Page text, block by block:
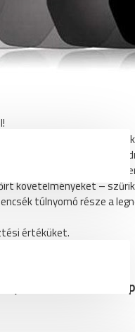
konzol, rögzítés
módosítani kémiai
fény hatására
miközben az
követelményeket –
túlnyomó része a
értéküket.
fényre sötétedő lencse